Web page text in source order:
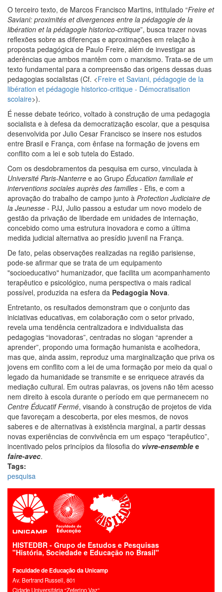
O terceiro texto, de Marcos Francisco Martins, intitulado “Freire et
Saviani: proximités et divergences entre la pédagogie de la
libération et la pédagogie historico-critique”, busca trazer novas
reflexões sobre as diferenças e aproximações em relação à
proposta pedagógica de Paulo Freire, além de investigar as
aderências que ambos mantêm com o marxismo. Trata-se de um
texto fundamental para a compreensão das origens dessas duas
pedagogias socialistas (Cf. <Freire et Saviani, pédagogie de la
libération et pédagogie historico-critique - Démocratisation
scolaire>).
É nesse debate teórico, voltado à construção de uma pedagogia
socialista e à defesa da democratização escolar, que a pesquisa
desenvolvida por Julio Cesar Francisco se insere nos estudos
entre Brasil e França, com ênfase na formação de jovens em
conflito com a lei e sob tutela do Estado.
Com os desdobramentos da pesquisa em curso, vinculada à
Université Paris-Nanterre e ao Grupo Éducation familiale et
interventions sociales auprès des familles - Efis, e com a
aprovação do trabalho de campo junto à Protection Judiciaire de
la Jeunesse - PJJ, Julio passou a estudar um novo modelo de
gestão da privação de liberdade em unidades de internação,
concebido como uma estrutura inovadora e como a última
medida judicial alternativa ao presídio juvenil na França.
De fato, pelas observações realizadas na região parisiense,
pode-se afirmar que se trata de um equipamento
"socioeducativo" humanizador, que facilita um acompanhamento
terapêutico e psicológico, numa perspectiva o mais radical
possível, produzida na esfera da Pedagogia Nova.
Entretanto, os resultados demonstram que o conjunto das
iniciativas educativas, em colaboração com o setor privado,
revela uma tendência centralizadora e individualista das
pedagogias “inovadoras”, centradas no slogan “aprender a
aprender”, propondo uma formação humanista e acolhedora,
mas que, ainda assim, reproduz uma marginalização que priva os
jovens em conflito com a lei de uma formação por meio da qual o
legado da humanidade se transmite e se enriquece através da
mediação cultural. Em outras palavras, os jovens não têm acesso
nem direito à escola durante o período em que permanecem no
Centre Éducatif Fermé, visando à construção de projetos de vida
que favoreçam a descoberta, por eles mesmos, de novos
saberes e de alternativas à existência marginal, a partir dessas
novas experiências de convivência em um espaço “terapêutico”,
incentivado pelos princípios da filosofia do vivre-ensemble e
faire-avec.
Tags:
pesquisa
HISTEDBR - Grupo de Estudos e Pesquisas
"História, Sociedade e Educação no Brasil"
Faculdade de Educação da Unicamp
Av. Bertrand Russell, 801
Cidade Universitária “Zeferino Vaz”